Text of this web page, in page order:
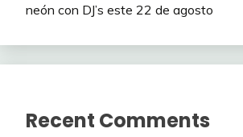
neón con DJ’s este 22 de agosto
Recent Comments